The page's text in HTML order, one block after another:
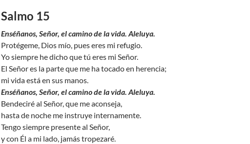
Salmo 15
Enséñanos, Señor, el camino de la vida. Aleluya.
Protégeme, Dios mío, pues eres mi refugio.
Yo siempre he dicho que tú eres mi Señor.
El Señor es la parte que me ha tocado en herencia;
mi vida está en sus manos.
Enséñanos, Señor, el camino de la vida. Aleluya.
Bendeciré al Señor, que me aconseja,
hasta de noche me instruye internamente.
Tengo siempre presente al Señor,
y con Él a mi lado, jamás tropezaré.